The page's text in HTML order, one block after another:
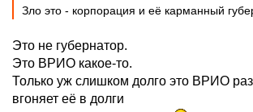
Зло это - корпорация и её карманный
Это не губернатор.
Это ВРИО какое-то.
Только уж слишком долго это ВРИО
вгоняет её в долги